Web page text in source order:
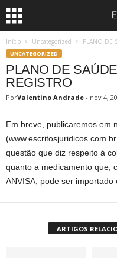
Início Uncategorized PLANO DE
UNCATEGORIZED
PLANO DE
REGISTRO
PorValentino Andrade - nov 4,
Em breve, publicaremos em
questão que diz respeito à
quanto a medicamento que,
ANVISA, pode ser importado
ARTIGOS